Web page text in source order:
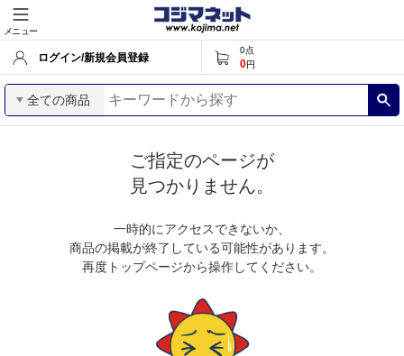
メニュー
ログイン/新規会員登録
0点
0円
全ての商品
ご指定のページが
見つかりません。
一時的にアクセスできないか、
商品の掲載が終了している可能性があります。
再度トップページから操作してください。